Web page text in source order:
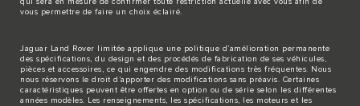
vous permettre de faire un choix éclairé.
Jaguar Land Rover limitée applique une politique d’amélioration permanente
des spécifications, du design et des procédés de fabrication de ses véhicules,
pièces et accessoires, ce qui engendre des modifications très fréquentes. Nous
nous réservons le droit d’apporter des modifications sans préavis. Certaines
caractéristiques peuvent être offertes en option ou de série selon les différentes
années modèles. Les renseignements, les spécifications, les moteurs et les